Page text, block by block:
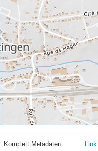
Komplett Metadaten Link